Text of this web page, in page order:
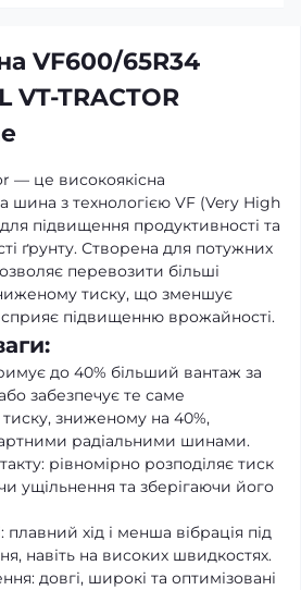
VF600/65R34
VT-TRACTOR
— це високоякісна
шина з технологією VF (Very High
підвищення продуктивності та
ґрунту. Створена для потужних
перевозити більші
тиску, що зменшує
підвищенню врожайності.
до 40% більший вантаж за
забезпечує те саме
зниженому на 40%,
радіальними шинами.
рівномірно розподіляє тиск
ущільнення та зберігаючи його
хід і менша вібрація під
навіть на високих швидкостях.
довгі, широкі та оптимізовані